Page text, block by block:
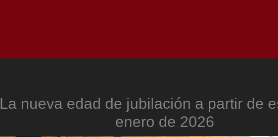
La nueva edad de jubilación a partir de
enero de 2026